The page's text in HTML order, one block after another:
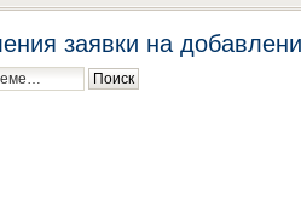
заявки на